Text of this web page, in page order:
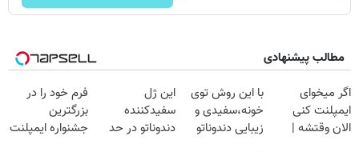
مطالب پیشنهادی
اگر میخوای
ایمپلنت کنی
الان وقتشه |
با این روش توی
خونه،سفیدی و
زیبایی دندوناتو
این ژل
سفیدکننده
دندوناتو در حد
فرم خود را در
بزرگترین
جشنواره ایمپلنت